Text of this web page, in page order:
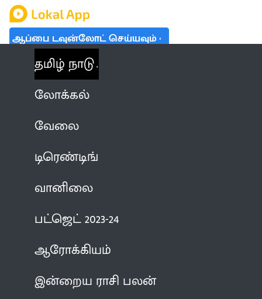
ஆப்பை டவுன்லோட் செய்யவும்
தமிழ் நாடு
லோக்கல்
வேலை
டிரெண்டிங்
வானிலை
பட்ஜெட் 2023-24
ஆரோக்கியம்
இன்றைய ராசி பலன்